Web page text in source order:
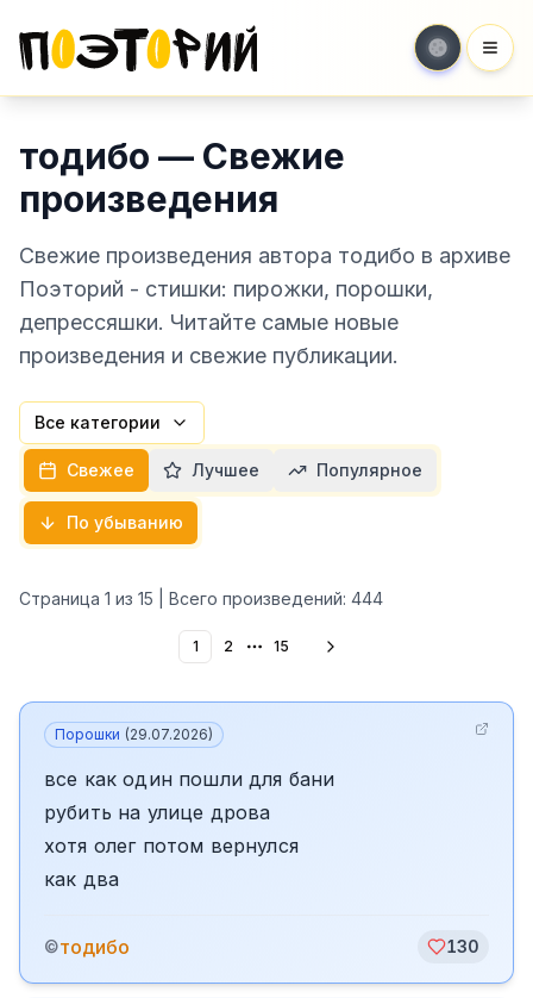
тодибо — Свежие
произведения
Свежие произведения автора тодибо в архиве
Поэторий - стишки: пирожки, порошки,
депрессяшки. Читайте самые новые
произведения и свежие публикации.
Все категории
Свежее Лучшее Популярное
По убыванию
Страница 1 из 15 | Всего произведений: 444
1 2 More pages
15
Порошки (29.07.2026)
все как один пошли для бани
рубить на улице дрова
хотя олег потом вернулся
как два
©тодибо 130